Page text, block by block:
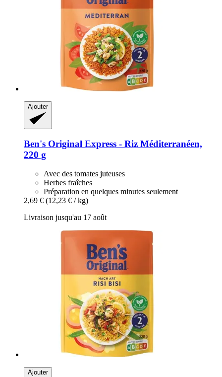
Ajouter
Ben's Original Express -​ Riz Méditerranéen,
220 g
Avec des tomates juteuses
Herbes fraîches
Préparation en quelques minutes seulement
2,69 € (12,23 € / kg)
Livraison jusqu'au 17 août
Ajouter